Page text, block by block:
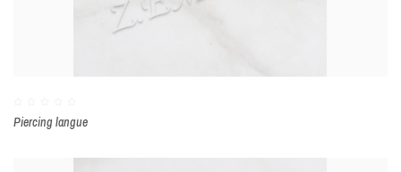
Piercing langue